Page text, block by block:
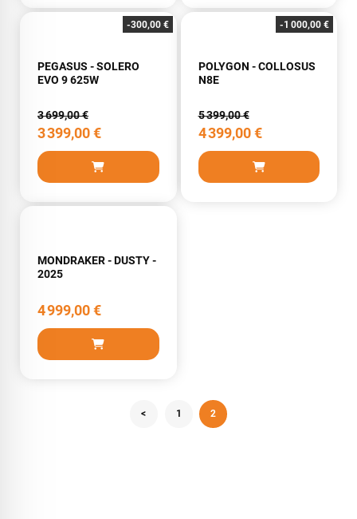
-300,00 €
PEGASUS - SOLERO
EVO 9 625W
3 699,00 €
3 399,00 €
-1 000,00 €
POLYGON - COLLOSUS
N8E
5 399,00 €
4 399,00 €
MONDRAKER - DUSTY -
2025
4 999,00 €
< 1 2
meilleurs délais. Tous les contacts ont été bien suivis, l'équipe
est sympa et réactive
VOIR TOUS LES AVIS
LAISSER UN AVIS